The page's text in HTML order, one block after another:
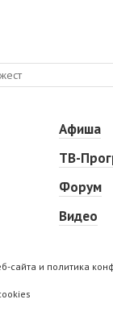
Афиша
ТВ-
Форум
Видео
сайта и политика